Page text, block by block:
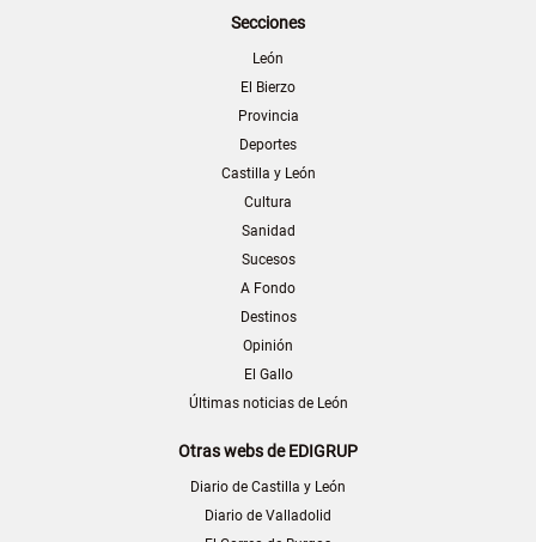
Secciones
León
El Bierzo
Provincia
Deportes
Castilla y León
Cultura
Sanidad
Sucesos
A Fondo
Destinos
Opinión
El Gallo
Últimas noticias de León
Otras webs de EDIGRUP
Diario de Castilla y León
Diario de Valladolid